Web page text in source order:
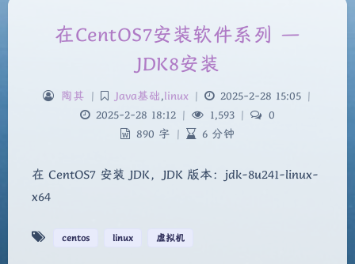
在CentOS7安装软件系列 —
JDK8安装
陶其 | Java基础,linux | 2025-2-28 15:05 |
2025-2-28 18:12 | 1,593 |
0
890 字 | 6 分钟
在 CentOS7 安装 JDK，JDK 版本：jdk-8u241-linux-
x64
centos linux 虚拟机